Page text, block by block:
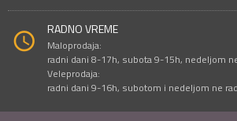
RADNO VREME
Maloprodaja:
radni dani 8-17h, subota 9-15h, nedeljom
Veleprodaja:
radni dani 9-16h, subotom i nedeljom ne